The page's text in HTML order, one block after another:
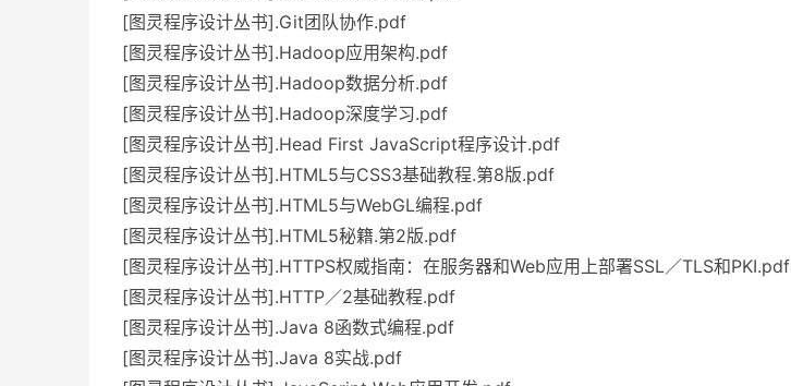
[图灵程序设计丛书].Git团队协作.pdf
[图灵程序设计丛书].Hadoop应用架构.pdf
[图灵程序设计丛书].Hadoop数据分析.pdf
[图灵程序设计丛书].Hadoop深度学习.pdf
[图灵程序设计丛书].Head First JavaScript程序设计.pdf
[图灵程序设计丛书].HTML5与CSS3基础教程.第8版.pdf
[图灵程序设计丛书].HTML5与WebGL编程.pdf
[图灵程序设计丛书].HTML5秘籍.第2版.pdf
[图灵程序设计丛书].HTTPS权威指南：在服务器和Web应用上部署SSL／TLS和PKI.pdf
[图灵程序设计丛书].HTTP／2基础教程.pdf
[图灵程序设计丛书].Java 8函数式编程.pdf
[图灵程序设计丛书].Java 8实战.pdf